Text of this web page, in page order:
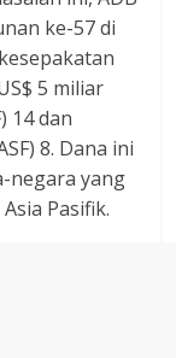
ke-57 di
5 miliar
14 dan
8. Dana ini
negara yang
Pasifik.